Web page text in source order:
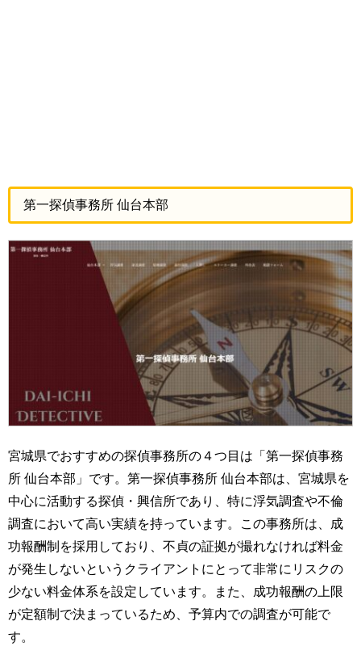
第一探偵事務所 仙台本部
宮城県でおすすめの探偵事務所の４つ目は「第一探偵事務
所 仙台本部」です。第一探偵事務所 仙台本部は、宮城県を
中心に活動する探偵・興信所であり、特に浮気調査や不倫
調査において高い実績を持っています。この事務所は、成
功報酬制を採用しており、不貞の証拠が撮れなければ料金
が発生しないというクライアントにとって非常にリスクの
少ない料金体系を設定しています。また、成功報酬の上限
が定額制で決まっているため、予算内での調査が可能で
す。